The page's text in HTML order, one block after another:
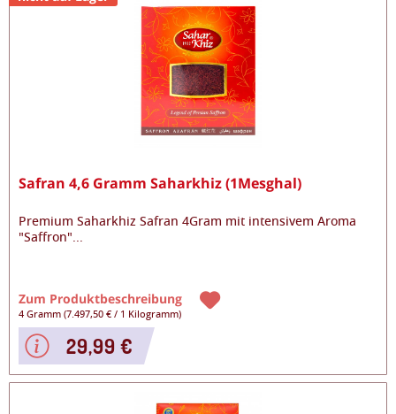
Safran 4,6 Gramm Saharkhiz (1Mesghal)
Premium Saharkhiz Safran 4Gram mit intensivem Aroma
"Saffron"...
Zum Produktbeschreibung
4 Gramm(7.497,50 € / 1 Kilogramm)
29,99 €